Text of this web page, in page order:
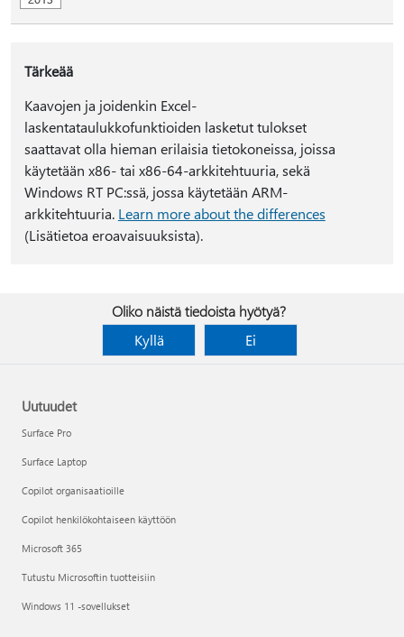
Tärkeää
Kaavojen ja joidenkin Excel-
laskentataulukkofunktioiden lasketut tulokset
saattavat olla hieman erilaisia tietokoneissa, joissa
käytetään x86- tai x86-64-arkkitehtuuria, sekä
Windows RT PC:ssä, jossa käytetään ARM-
arkkitehtuuria. Learn more about the differences
(Lisätietoa eroavaisuuksista).
Oliko näistä tiedoista hyötyä?
Kyllä
Ei
Uutuudet
Surface Pro
Surface Laptop
Copilot organisaatioille
Copilot henkilökohtaiseen käyttöön
Microsoft 365
Tutustu Microsoftin tuotteisiin
Windows 11 -sovellukset